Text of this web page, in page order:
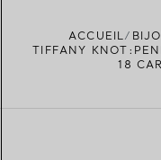
ACCUEIL
TIFFANY
18